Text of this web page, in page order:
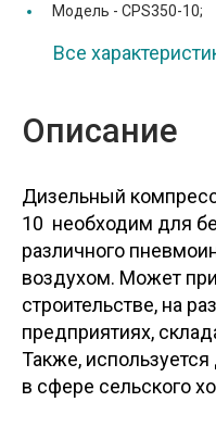
Модель - CPS350-10;
Все
Описание
Дизельный
10 необходим для
различного
воздухом. Может
строительстве, на
предприятиях,
Также,
в сфере сельского